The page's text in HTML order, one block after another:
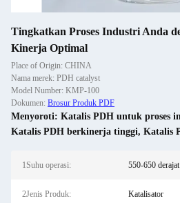
Tingkatkan Proses Industri Anda
Kinerja Optimal
Place of Origin: CHINA
Nama merek: PDH catalyst
Model Number: KMP-100
Dokumen: Brosur Produk PDF
Menyoroti: Katalis PDH untuk proses
Katalis PDH berkinerja tinggi, Katalis
1Suhu operasi: 550-650
2Jenis Produk: Katalisator